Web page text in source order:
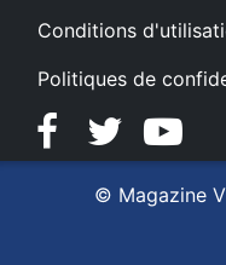
Conditions
Politiques de
FacebookTwitter
© Magazine